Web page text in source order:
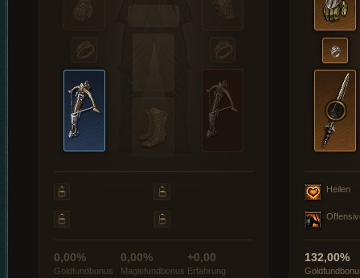
0,00%
Goldfundbonus
0,00%
Magiefundbonus
+0,00
Erfahrung
Heilen
132,00%